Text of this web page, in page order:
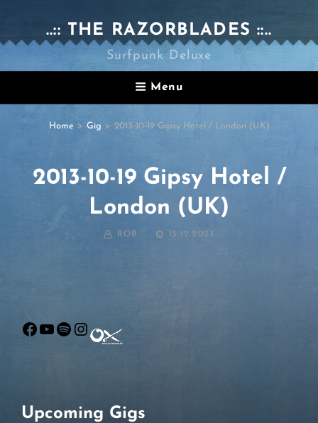
..:: THE RAZORBLADES ::..
Surfpunk Deluxe
Menu
Home > Gig > 2013-10-19 Gipsy Hotel / London (UK)
2013-10-19 Gipsy Hotel /
London (UK)
BY ROB
POSTED
15.12.2023
Facebook
YouTube
Spotify
Instagram
Upcoming Gigs